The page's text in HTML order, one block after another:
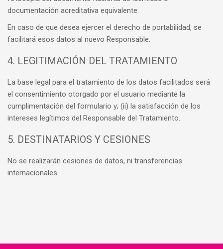
documentación acreditativa equivalente.
En caso de que desea ejercer el derecho de portabilidad, se
facilitará esos datos al nuevo Responsable.
4. LEGITIMACIÓN DEL TRATAMIENTO
La base legal para el tratamiento de los datos facilitados será
el consentimiento otorgado por el usuario mediante la
cumplimentación del formulario y; (ii) la satisfacción de los
intereses legítimos del Responsable del Tratamiento.
5. DESTINATARIOS Y CESIONES
No se realizarán cesiones de datos, ni transferencias
internacionales